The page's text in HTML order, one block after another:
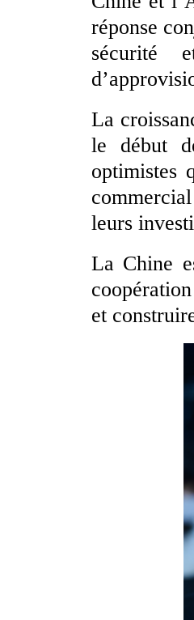
réponse
sécurité
La
le début
optimistes
leurs
La Chine
et